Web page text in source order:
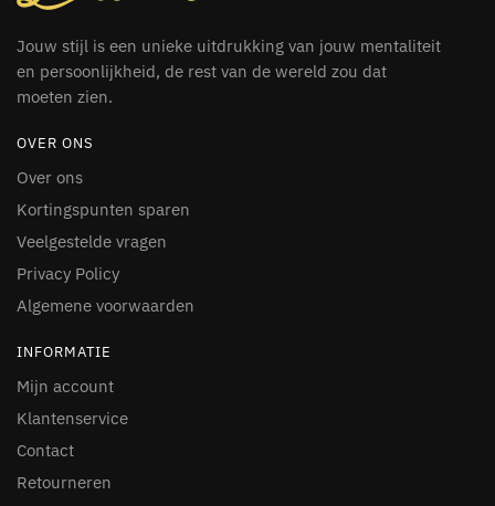
Jouw stijl is een unieke uitdrukking van jouw mentaliteit
en persoonlijkheid, de rest van de wereld zou dat
moeten zien.
OVER ONS
Over ons
Kortingspunten sparen
Veelgestelde vragen
Privacy Policy
Algemene voorwaarden
INFORMATIE
Mijn account
Klantenservice
Contact
Retourneren